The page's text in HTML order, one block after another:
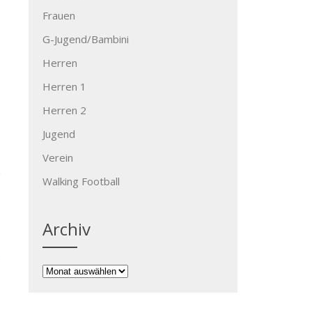
Frauen
G-Jugend/Bambini
Herren
Herren 1
Herren 2
Jugend
Verein
Walking Football
Archiv
Archiv